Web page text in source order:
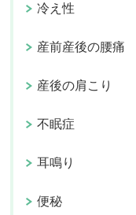
冷え性
産前産後の腰痛
産後の肩こり
不眠症
耳鳴り
便秘